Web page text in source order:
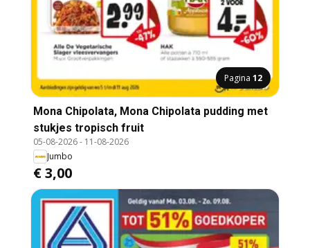
Pagina 12
Mona Chipolata, Mona Chipolata pudding met
stukjes tropisch fruit
05-08-2026- 11-08-2026
Jumbo
€ 3,00